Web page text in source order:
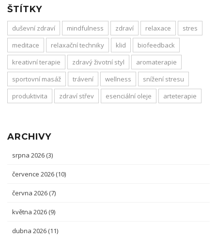
ŠTÍTKY
duševní zdraví mindfulness zdraví relaxace
stres
meditace
relaxační techniky klid
biofeedback
kreativní terapie
zdravý životní styl
aromaterapie
sportovní masáž
trávení wellness
snížení stresu
produktivita
zdraví střev esenciální oleje arteterapie
ARCHIVY
srpna 2026 (3)
července 2026 (10)
června 2026 (7)
května 2026 (9)
dubna 2026 (11)